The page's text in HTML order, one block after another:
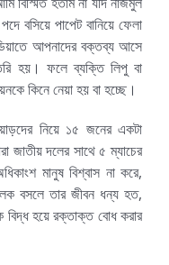
বসিয়ে পাপেট বানিয়ে ফেলা
আপনাদের বক্তব্য আসে
হয়। ফলে ব্যক্তি লিপু বা
কিনে নেয়া হয় বা হচ্ছে।
নিয়ে ১৫ জনের একটা
জাতীয় দলের সাথে ৫ ম্যাচের
মানুষ বিশ্বাস না করে,
বসলে তার জীবন ধন্য হত,
বিদ্ধ হয়ে রক্তাক্ত বোধ করার